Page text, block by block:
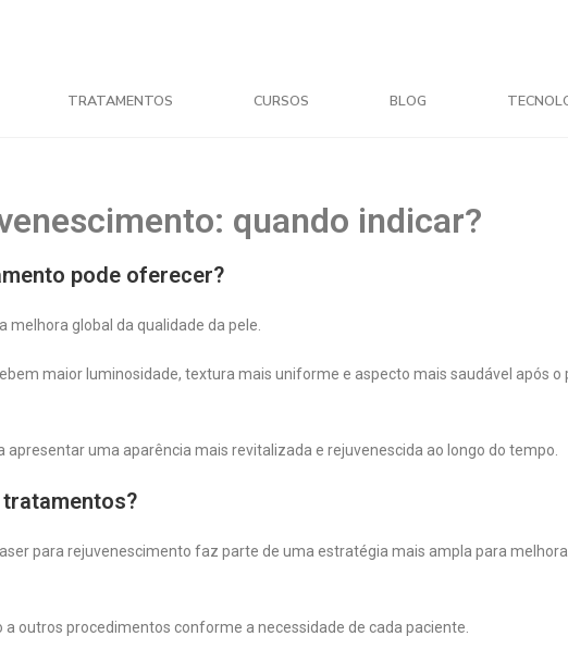
TRATAMENTOS CURSOS BLOG
quando indicar?
pode oferecer?
global da qualidade da pele.
maior luminosidade, textura mais uniforme e aspecto mais saudável após o
uma aparência mais revitalizada e rejuvenescida ao longo do tempo.
para rejuvenescimento faz parte de uma estratégia mais ampla para
a outros procedimentos conforme a necessidade de cada paciente.